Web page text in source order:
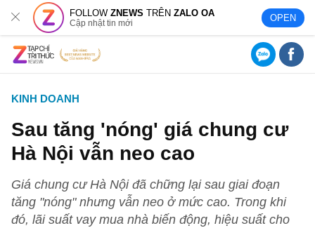
FOLLOWZNEWS TRÊNZALO OA
Cập nhật tin mới OPEN
KINH DOANH
Sau tăng 'nóng' giá chung cư
Hà Nội vẫn neo cao
Giá chung cư Hà Nội đã chững lại sau giai đoạn
tăng "nóng" nhưng vẫn neo ở mức cao. Trong khi
đó, lãi suất vay mua nhà biến động, hiệu suất cho